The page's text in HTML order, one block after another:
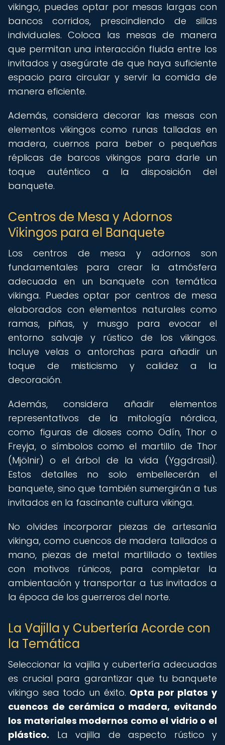
vikingo, puedes optar por mesas largas con
bancos corridos, prescindiendo de sillas
individuales. Coloca las mesas de manera
que permitan una interacción fluida entre los
invitados y asegúrate de que haya suficiente
espacio para circular y servir la comida de
manera eficiente.
Además, considera decorar las mesas con
elementos vikingos como runas talladas en
madera, cuernos para beber o pequeñas
réplicas de barcos vikingos para darle un
toque auténtico a la disposición del
banquete.
Centros de Mesa y Adornos
Vikingos para el Banquete
Los centros de mesa y adornos son
fundamentales para crear la atmósfera
adecuada en un banquete con temática
vikinga. Puedes optar por centros de mesa
elaborados con elementos naturales como
ramas, piñas, y musgo para evocar el
entorno salvaje y rústico de los vikingos.
Incluye velas o antorchas para añadir un
toque de misticismo y calidez a la
decoración.
Además, considera añadir elementos
representativos de la mitología nórdica,
como figuras de dioses como Odín, Thor o
Freyja, o símbolos como el martillo de Thor
(Mjölnir) o el árbol de la vida (Yggdrasil).
Estos detalles no solo embellecerán el
banquete, sino que también sumergirán a tus
invitados en la fascinante cultura vikinga.
No olvides incorporar piezas de artesanía
vikinga, como cuencos de madera tallados a
mano, piezas de metal martillado o textiles
con motivos rúnicos, para completar la
ambientación y transportar a tus invitados a
la época de los guerreros del norte.
La Vajilla y Cubertería Acorde con
la Temática
Seleccionar la vajilla y cubertería adecuadas
es crucial para garantizar que tu banquete
vikingo sea todo un éxito. Opta por platos y
cuencos de cerámica o madera, evitando
los materiales modernos como el vidrio o el
plástico. La vajilla de aspecto rústico y